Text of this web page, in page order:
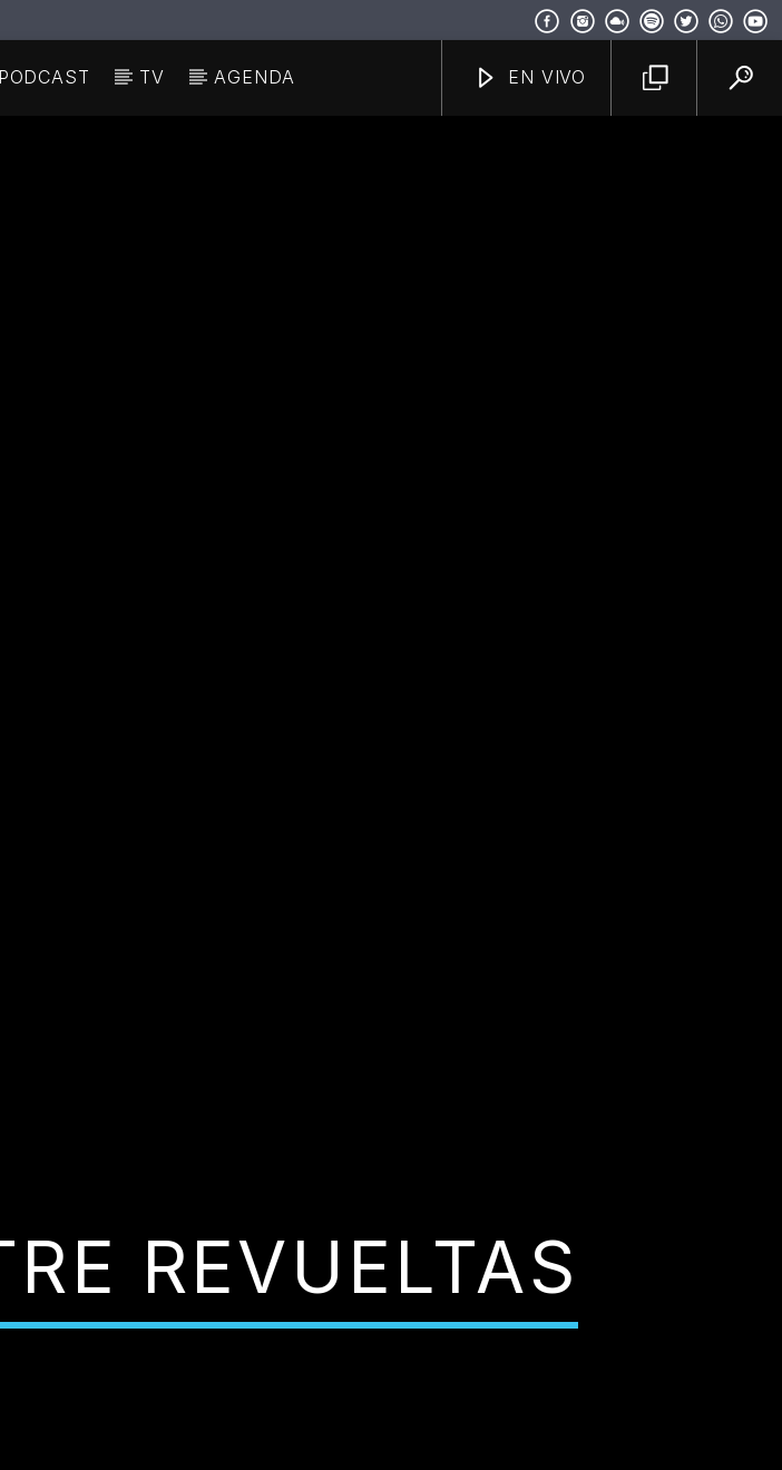
PODCAST TV AGENDA EN VIVO
REVUELTAS